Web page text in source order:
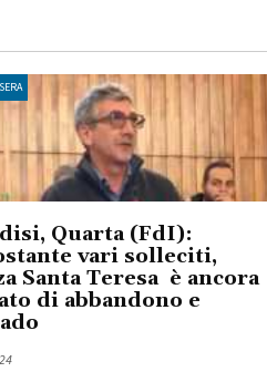
Quarta (FdI):
vari solleciti,
Santa Teresa è ancora
di abbandono e